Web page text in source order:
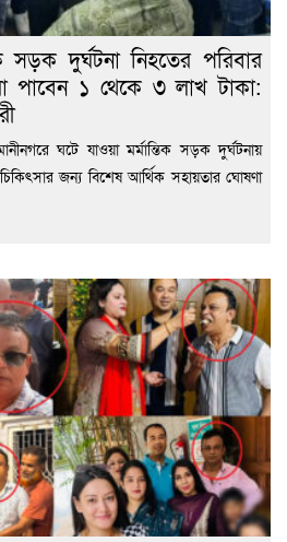
সড়ক দুর্ঘটনা নিহতের পরিবার
১ থেকে ৩ লাখ টাকা:
ঘটে যাওয়া মর্মান্তিক সড়ক দুর্ঘটনায়
জন্য বিশেষ আর্থিক সহায়তার ঘোষণা